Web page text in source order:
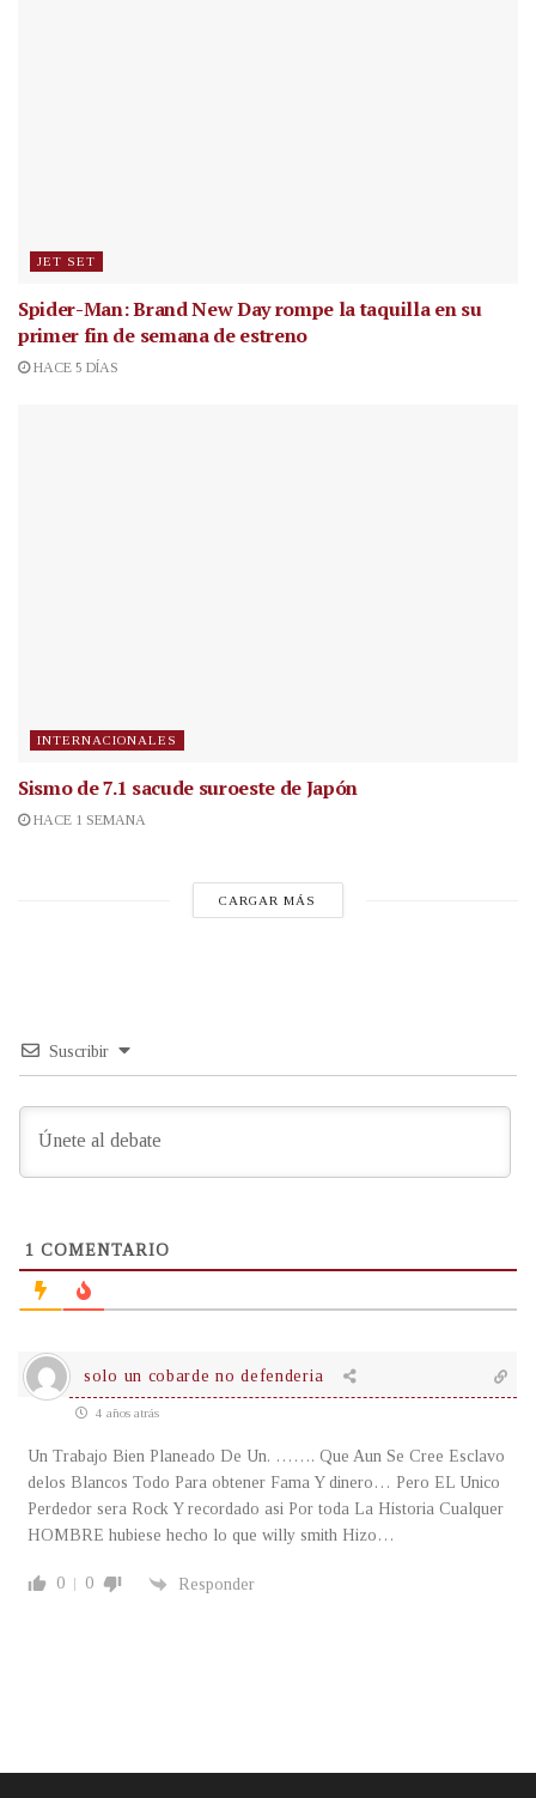
JET SET
Spider-Man: Brand New Day rompe la taquilla en su
primer fin de semana de estreno
HACE 5 DÍAS
INTERNACIONALES
Sismo de 7.1 sacude suroeste de Japón
HACE 1 SEMANA
CARGAR MÁS
Suscribir
1 COMENTARIO
solo un cobarde no defenderia
4 años atrás
Un Trabajo Bien Planeado De Un. ……. Que Aun Se Cree Esclavo
delos Blancos Todo Para obtener Fama Y dinero… Pero EL Unico
Perdedor sera Rock Y recordado asi Por toda La Historia Cualquer
HOMBRE hubiese hecho lo que willy smith Hizo…
0 0 Responder